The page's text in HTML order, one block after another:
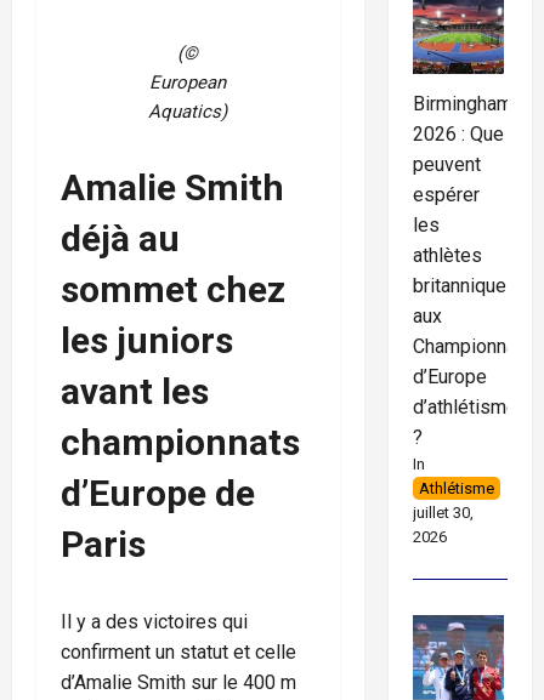
(©
European
Aquatics)
Amalie Smith
déjà au
sommet chez
les juniors
avant les
championnats
d’Europe de
Paris
Il y a des victoires qui
confirment un statut et celle
d’Amalie Smith sur le 400 m
Birmingham
2026 : Que
peuvent
espérer
les
athlètes
britanniques
aux
Championnats
d’Europe
d’athlétisme
?
In
Athlétisme
juillet 30,
2026